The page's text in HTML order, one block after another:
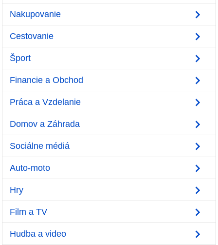
Nakupovanie
Cestovanie
Šport
Financie a Obchod
Práca a Vzdelanie
Domov a Záhrada
Sociálne médiá
Auto-moto
Hry
Film a TV
Hudba a video